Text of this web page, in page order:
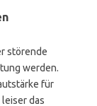
störende
werden.
für
das